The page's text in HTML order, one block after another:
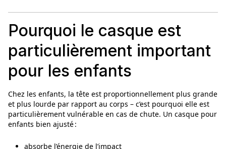
Pourquoi le casque est
particulièrement important
pour les enfants
Chez les enfants, la tête est proportionnellement plus grande
et plus lourde par rapport au corps – c’est pourquoi elle est
particulièrement vulnérable en cas de chute. Un casque pour
enfants bien ajusté :
absorbe l’énergie de l’impact